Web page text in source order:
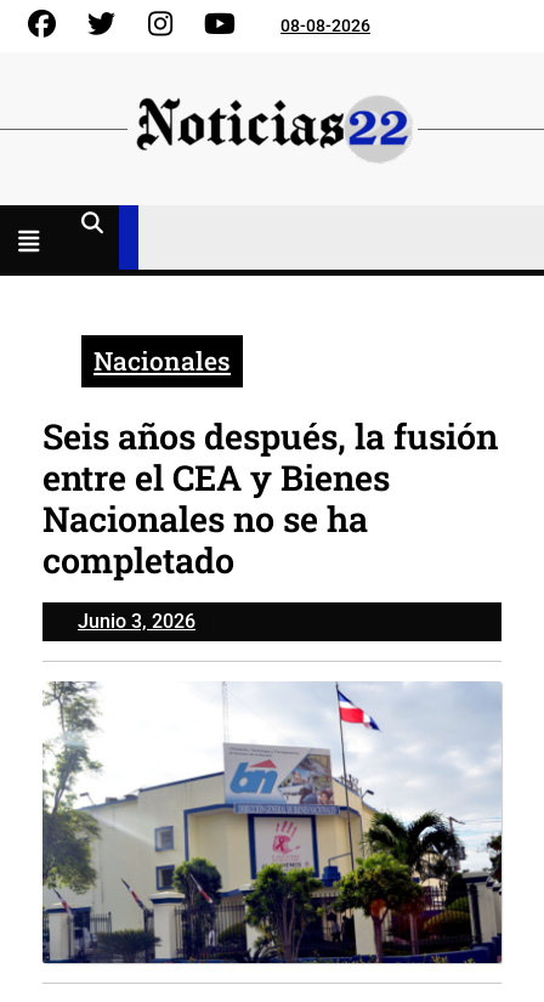
Skip
FacebookGorjeo InstagramYouTube08-08-2026
Nacionales
Seis años después, la fusión
entre el CEA y Bienes
Nacionales no se ha
completado
Junio 3, 2026Junio
3,
2026